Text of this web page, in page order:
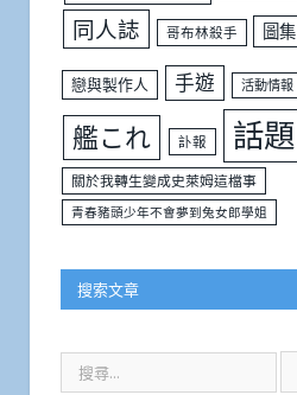
同人誌 哥布林殺手 圖集
戀與製作人 手遊 活動情報
艦これ 訃報 話題
關於我轉生變成史萊姆這檔事
青春豬頭少年不會夢到兔女郎學姐
搜索文章